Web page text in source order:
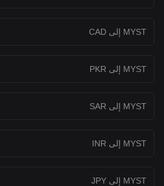
MYST إلى CAD
MYST إلى PKR
MYST إلى SAR
MYST إلى INR
MYST إلى JPY